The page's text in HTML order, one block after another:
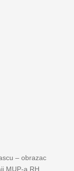
– obrazac
MUP-a RH